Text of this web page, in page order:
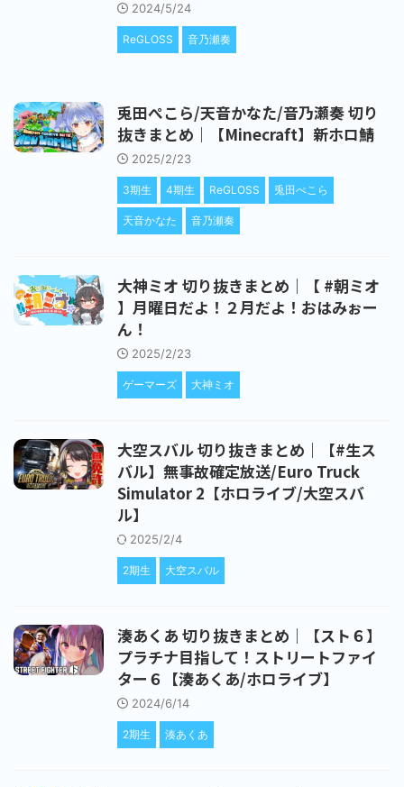
2024/5/24
ReGLOSS 音乃瀬奏
兎田ぺこら/天音かなた/音乃瀬奏 切り
抜きまとめ｜【Minecraft】新ホロ鯖
2025/2/23
3期生 4期生 ReGLOSS 兎田ぺこら
天音かなた 音乃瀬奏
大神ミオ 切り抜きまとめ｜【 #朝ミオ
】月曜日だよ！２月だよ！おはみぉー
ん！
2025/2/23
ゲーマーズ 大神ミオ
大空スバル 切り抜きまとめ｜【#生ス
バル】無事故確定放送/Euro Truck
Simulator 2【ホロライブ/大空スバ
ル】
2025/2/4
2期生 大空スバル
湊あくあ 切り抜きまとめ｜【スト６】
プラチナ目指して！ストリートファイ
ター６【湊あくあ/ホロライブ】
2024/6/14
2期生 湊あくあ